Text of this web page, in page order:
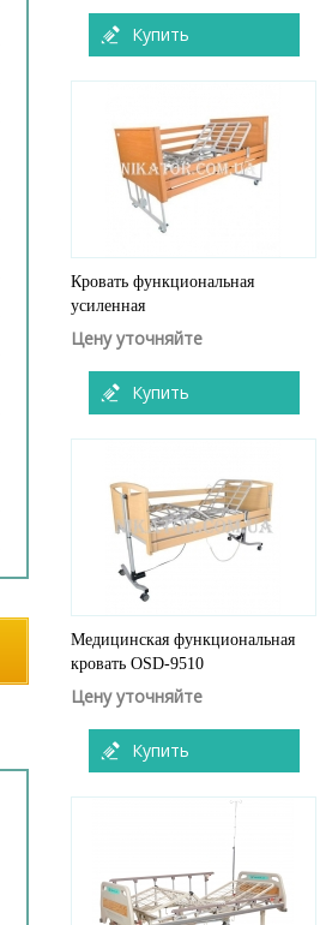
Купить
Кровать функциональная
усиленная
Цену уточняйте
Купить
Медицинская функциональная
кровать OSD-9510
Цену уточняйте
Купить